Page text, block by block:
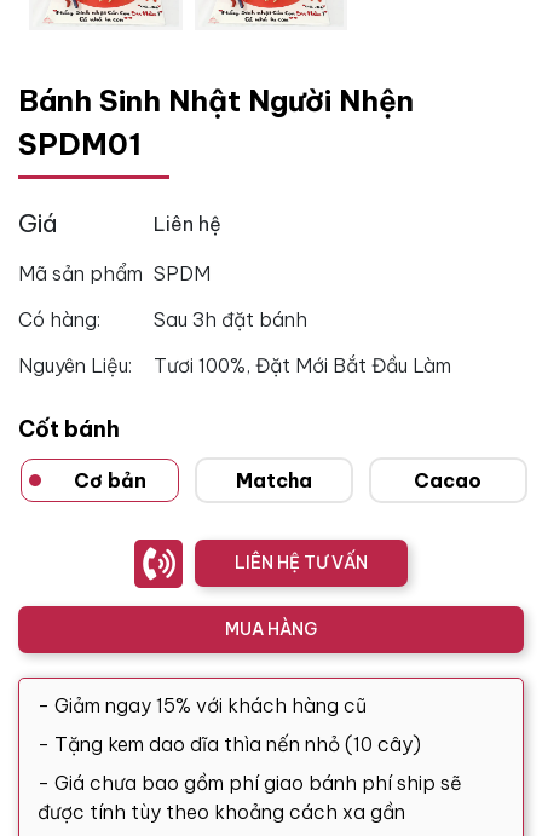
Bánh Sinh Nhật Người Nhện
SPDM01
Giá Liên hệ
Mã sản phẩm SPDM
Có hàng:
Sau 3h đặt bánh
Nguyên Liệu:
Tươi 100%, Đặt Mới Bắt Đầu Làm
Cốt bánh
Cơ bản Matcha Cacao
LIÊN HỆ TƯ VẤN
MUA HÀNG
- Giảm ngay 15% với khách hàng cũ
- Tặng kem dao dĩa thìa nến nhỏ (10 cây)
- Giá chưa bao gồm phí giao bánh phí ship sẽ
được tính tùy theo khoảng cách xa gần